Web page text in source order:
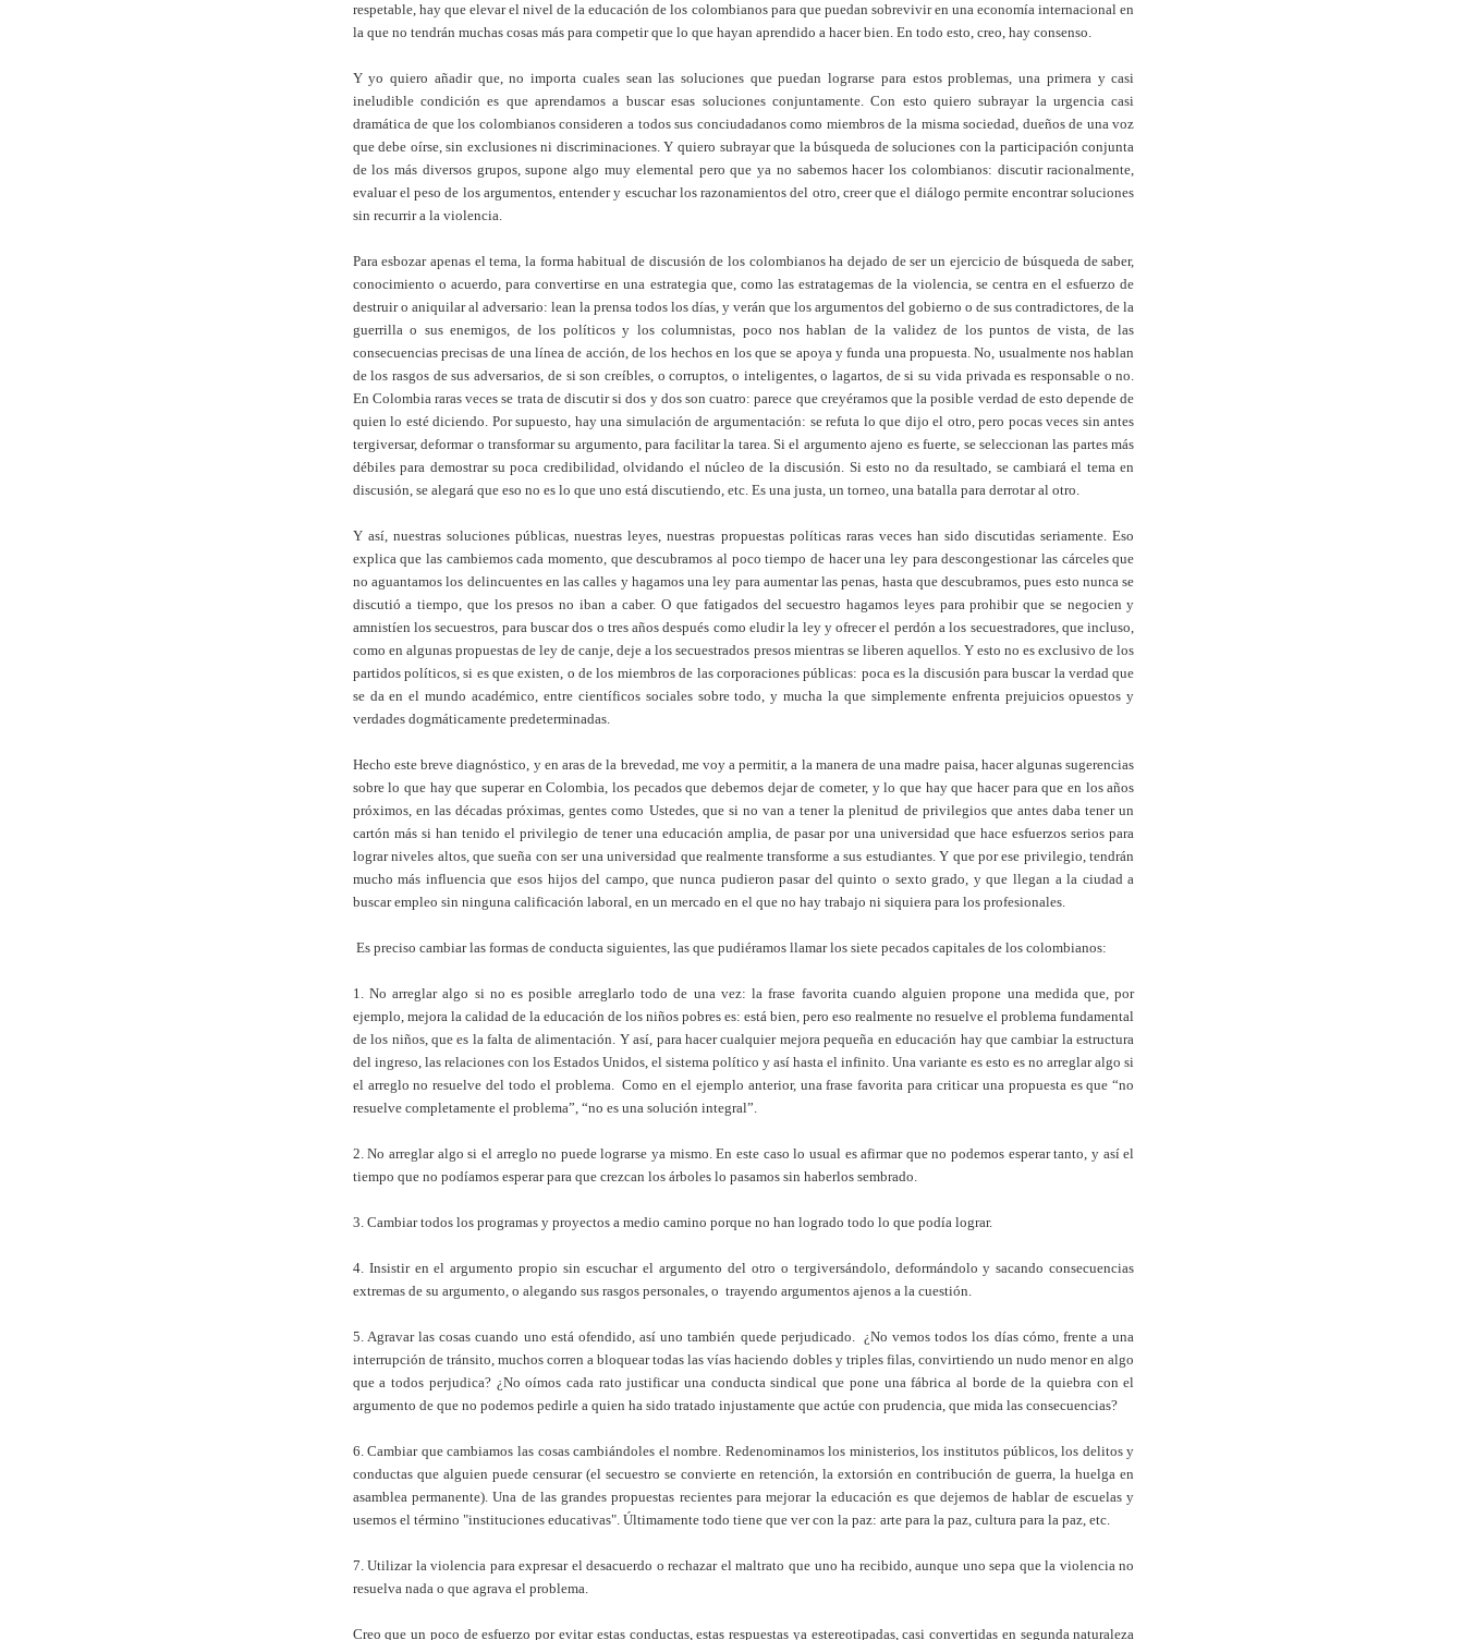
respetable, hay que elevar el nivel de la educación de los colombianos para que puedan sobrevivir en una economía internacional en
la que no tendrán muchas cosas más para competir que lo que hayan aprendido a hacer bien. En todo esto, creo, hay consenso.
Y yo quiero añadir que, no importa cuales sean las soluciones que puedan lograrse para estos problemas, una primera y casi
ineludible condición es que aprendamos a buscar esas soluciones conjuntamente. Con esto quiero subrayar la urgencia casi
dramática de que los colombianos consideren a todos sus conciudadanos como miembros de la misma sociedad, dueños de una voz
que debe oírse, sin exclusiones ni discriminaciones. Y quiero subrayar que la búsqueda de soluciones con la participación conjunta
de los más diversos grupos, supone algo muy elemental pero que ya no sabemos hacer los colombianos: discutir racionalmente,
evaluar el peso de los argumentos, entender y escuchar los razonamientos del otro, creer que el diálogo permite encontrar soluciones
sin recurrir a la violencia.
Para esbozar apenas el tema, la forma habitual de discusión de los colombianos ha dejado de ser un ejercicio de búsqueda de saber,
conocimiento o acuerdo, para convertirse en una estrategia que, como las estratagemas de la violencia, se centra en el esfuerzo de
destruir o aniquilar al adversario: lean la prensa todos los días, y verán que los argumentos del gobierno o de sus contradictores, de la
guerrilla o sus enemigos, de los políticos y los columnistas, poco nos hablan de la validez de los puntos de vista, de las
consecuencias precisas de una línea de acción, de los hechos en los que se apoya y funda una propuesta. No, usualmente nos hablan
de los rasgos de sus adversarios, de si son creíbles, o corruptos, o inteligentes, o lagartos, de si su vida privada es responsable o no.
En Colombia raras veces se trata de discutir si dos y dos son cuatro: parece que creyéramos que la posible verdad de esto depende de
quien lo esté diciendo. Por supuesto, hay una simulación de argumentación: se refuta lo que dijo el otro, pero pocas veces sin antes
tergiversar, deformar o transformar su argumento, para facilitar la tarea. Si el argumento ajeno es fuerte, se seleccionan las partes más
débiles para demostrar su poca credibilidad, olvidando el núcleo de la discusión. Si esto no da resultado, se cambiará el tema en
discusión, se alegará que eso no es lo que uno está discutiendo, etc. Es una justa, un torneo, una batalla para derrotar al otro.
Y así, nuestras soluciones públicas, nuestras leyes, nuestras propuestas políticas raras veces han sido discutidas seriamente. Eso
explica que las cambiemos cada momento, que descubramos al poco tiempo de hacer una ley para descongestionar las cárceles que
no aguantamos los delincuentes en las calles y hagamos una ley para aumentar las penas, hasta que descubramos, pues esto nunca se
discutió a tiempo, que los presos no iban a caber. O que fatigados del secuestro hagamos leyes para prohibir que se negocien y
amnistíen los secuestros, para buscar dos o tres años después como eludir la ley y ofrecer el perdón a los secuestradores, que incluso,
como en algunas propuestas de ley de canje, deje a los secuestrados presos mientras se liberen aquellos. Y esto no es exclusivo de los
partidos políticos, si es que existen, o de los miembros de las corporaciones públicas: poca es la discusión para buscar la verdad que
se da en el mundo académico, entre científicos sociales sobre todo, y mucha la que simplemente enfrenta prejuicios opuestos y
verdades dogmáticamente predeterminadas.
Hecho este breve diagnóstico, y en aras de la brevedad, me voy a permitir, a la manera de una madre paisa, hacer algunas sugerencias
sobre lo que hay que superar en Colombia, los pecados que debemos dejar de cometer, y lo que hay que hacer para que en los años
próximos, en las décadas próximas, gentes como Ustedes, que si no van a tener la plenitud de privilegios que antes daba tener un
cartón más si han tenido el privilegio de tener una educación amplia, de pasar por una universidad que hace esfuerzos serios para
lograr niveles altos, que sueña con ser una universidad que realmente transforme a sus estudiantes. Y que por ese privilegio, tendrán
mucho más influencia que esos hijos del campo, que nunca pudieron pasar del quinto o sexto grado, y que llegan a la ciudad a
buscar empleo sin ninguna calificación laboral, en un mercado en el que no hay trabajo ni siquiera para los profesionales.
Es preciso cambiar las formas de conducta siguientes, las que pudiéramos llamar los siete pecados capitales de los colombianos:
1. No arreglar algo si no es posible arreglarlo todo de una vez: la frase favorita cuando alguien propone una medida que, por
ejemplo, mejora la calidad de la educación de los niños pobres es: está bien, pero eso realmente no resuelve el problema fundamental
de los niños, que es la falta de alimentación. Y así, para hacer cualquier mejora pequeña en educación hay que cambiar la estructura
del ingreso, las relaciones con los Estados Unidos, el sistema político y así hasta el infinito. Una variante es esto es no arreglar algo si
el arreglo no resuelve del todo el problema. Como en el ejemplo anterior, una frase favorita para criticar una propuesta es que “no
resuelve completamente el problema”, “no es una solución integral”.
2. No arreglar algo si el arreglo no puede lograrse ya mismo. En este caso lo usual es afirmar que no podemos esperar tanto, y así el
tiempo que no podíamos esperar para que crezcan los árboles lo pasamos sin haberlos sembrado.
3. Cambiar todos los programas y proyectos a medio camino porque no han logrado todo lo que podía lograr.
4. Insistir en el argumento propio sin escuchar el argumento del otro o tergiversándolo, deformándolo y sacando consecuencias
extremas de su argumento, o alegando sus rasgos personales, o trayendo argumentos ajenos a la cuestión.
5. Agravar las cosas cuando uno está ofendido, así uno también quede perjudicado. ¿No vemos todos los días cómo, frente a una
interrupción de tránsito, muchos corren a bloquear todas las vías haciendo dobles y triples filas, convirtiendo un nudo menor en algo
que a todos perjudica? ¿No oímos cada rato justificar una conducta sindical que pone una fábrica al borde de la quiebra con el
argumento de que no podemos pedirle a quien ha sido tratado injustamente que actúe con prudencia, que mida las consecuencias?
6. Cambiar que cambiamos las cosas cambiándoles el nombre. Redenominamos los ministerios, los institutos públicos, los delitos y
conductas que alguien puede censurar (el secuestro se convierte en retención, la extorsión en contribución de guerra, la huelga en
asamblea permanente). Una de las grandes propuestas recientes para mejorar la educación es que dejemos de hablar de escuelas y
usemos el término "instituciones educativas". Últimamente todo tiene que ver con la paz: arte para la paz, cultura para la paz, etc.
7. Utilizar la violencia para expresar el desacuerdo o rechazar el maltrato que uno ha recibido, aunque uno sepa que la violencia no
resuelva nada o que agrava el problema.
Creo que un poco de esfuerzo por evitar estas conductas, estas respuestas ya estereotipadas, casi convertidas en segunda naturaleza